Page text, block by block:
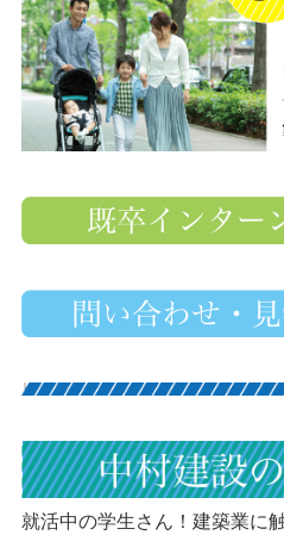
就活中の学生さん！建築業に